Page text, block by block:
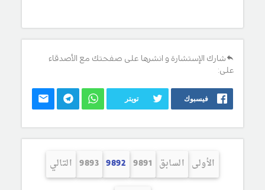
شارك الإستشارة و انشرها على صفحتك مع الأصدقاء
على:
فيسبوك تويتر
الأولى السابق 9891
9892
9893 التالي